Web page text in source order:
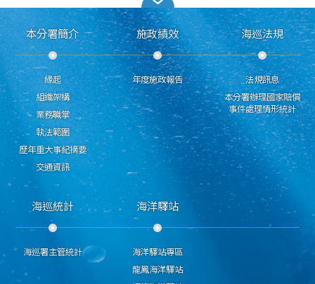
本分署簡介
緣起
組織架構
業務職掌
執法範圍
歷年重大事紀摘要
交通資訊
施政績效
年度施政報告
海巡法規
法規訊息
本分署辦理國家賠償
事件處理情形統計
海巡統計
海巡署主管統計
海洋驛站
海洋驛站專區
龍鳳海洋驛站